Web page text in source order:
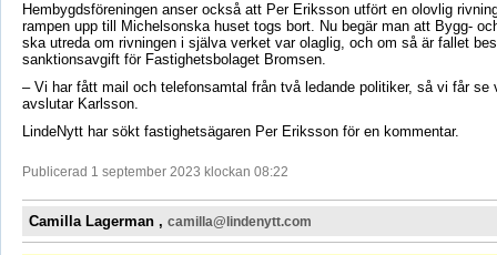
Hembygdsföreningen anser också att Per Eriksson utfört en olovlig
rampen upp till Michelsonska huset togs bort. Nu begär man att Bygg-
ska utreda om rivningen i själva verket var olaglig, och om så är fallet
sanktionsavgift för Fastighetsbolaget Bromsen.
– Vi har fått mail och telefonsamtal från två ledande politiker, så vi får se
avslutar Karlsson.
LindeNytt har sökt fastighetsägaren Per Eriksson för en kommentar.
Publicerad 1 september 2023 klockan 08:22
Camilla Lagerman , camilla@lindenytt.com